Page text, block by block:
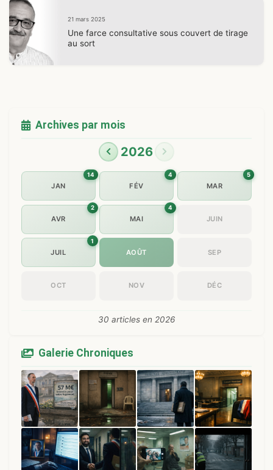
21 mars 2025
Une farce consultative sous couvert de tirage
au sort
Archives par mois
2026
JAN
14
FÉV
4
MAR
5
AVR
2
MAI
4
JUIN
JUIL
1
AOÛT SEP
OCT NOV DÉC
30 articles en 2026
Galerie Chroniques